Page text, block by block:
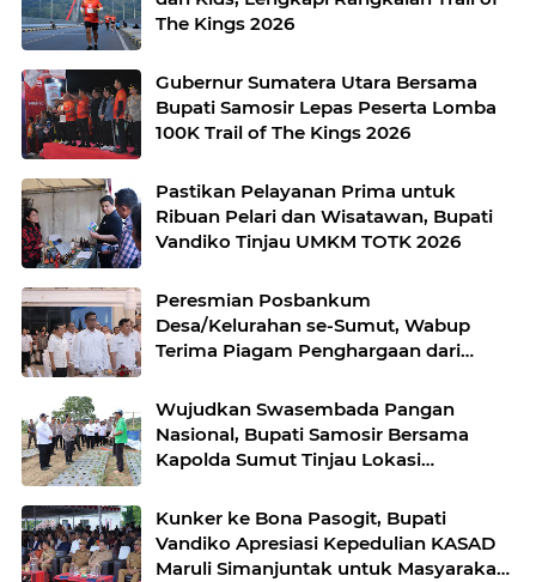
The Kings 2026
Gubernur Sumatera Utara Bersama
Bupati Samosir Lepas Peserta Lomba
100K Trail of The Kings 2026
Pastikan Pelayanan Prima untuk
Ribuan Pelari dan Wisatawan, Bupati
Vandiko Tinjau UMKM TOTK 2026
Peresmian Posbankum
Desa/Kelurahan se-Sumut, Wabup
Terima Piagam Penghargaan dari
Wujudkan Swasembada Pangan
Nasional, Bupati Samosir Bersama
Kapolda Sumut Tinjau Lokasi
Kecamatan Simanindo
Kunker ke Bona Pasogit, Bupati
Vandiko Apresiasi Kepedulian KASAD
Maruli Simanjuntak untuk Masyarakat